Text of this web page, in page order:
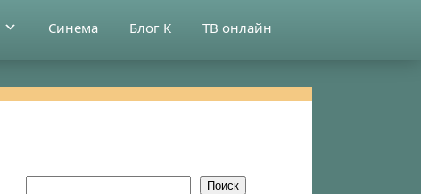
Синема Блог К ТВ онлайн
Поиск